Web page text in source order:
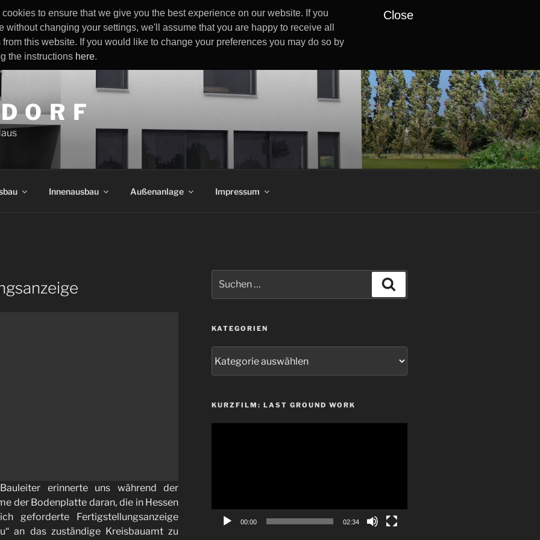
cookies to ensure that we give you the best experience on our website. If you
without changing your settings, we'll assume that you are happy to receive all
from this website. If you would like to change your preferences you may do so by
the instructions here.
Close
O R F
Innenausbau Außenanlage Impressum
erinnerte uns während der
der Bodenplatte daran, die in Hessen
geforderte Fertigstellungsanzeige
an das zuständige Kreisbauamt zu
nach:
KATEGORIEN
KURZFILM: LAST GROUND WORK
00:00 02:34